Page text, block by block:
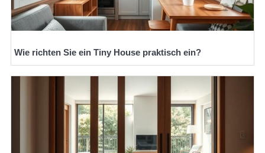
Wie richten Sie ein Tiny House praktisch ein?